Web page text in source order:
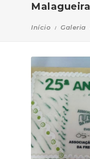
Início Galeria